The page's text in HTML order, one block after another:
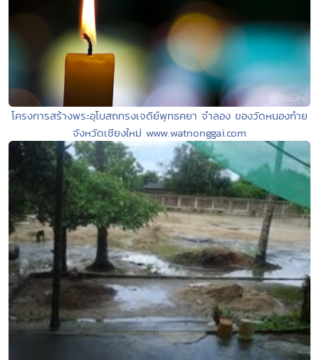
โครงการสร้างพระอุโบสถทรงเจดีย์พุทธคยา จำลอง ของวัดหนองก๋าย
จังหวัดเชียงใหม่ www.watnonggai.com